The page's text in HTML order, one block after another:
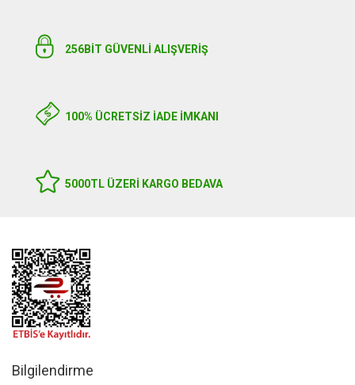
256BIT GÜVENLİ ALIŞVERİŞ
100% ÜCRETSİZ İADE İMKANI
5000TL ÜZERI KARGO BEDAVA
Bilgilendirme